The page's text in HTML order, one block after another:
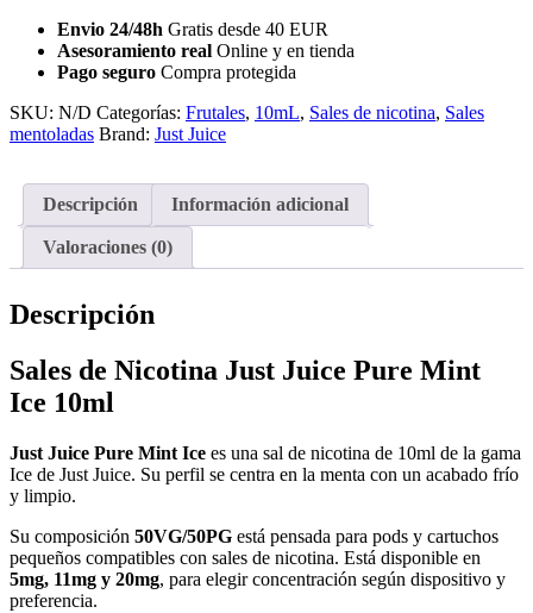
Juice
Pure
Ice
10ml
Envio 24/48h Gratis desde 40 EUR
Asesoramiento real Online y en tienda
Pago seguro Compra protegida
SKU: N/D Categorías: Frutales, 10mL, Sales de nicotina, Sales
mentoladas Brand: Just Juice
Descripción Información adicional
Valoraciones (0)
Descripción
Sales de Nicotina Just Juice Pure Mint
Ice 10ml
Just Juice Pure Mint Ice es una sal de nicotina de 10ml de la gama
Ice de Just Juice. Su perfil se centra en la menta con un acabado frío
y limpio.
Su composición 50VG/50PG está pensada para pods y cartuchos
pequeños compatibles con sales de nicotina. Está disponible en
5mg, 11mg y 20mg, para elegir concentración según dispositivo y
preferencia.